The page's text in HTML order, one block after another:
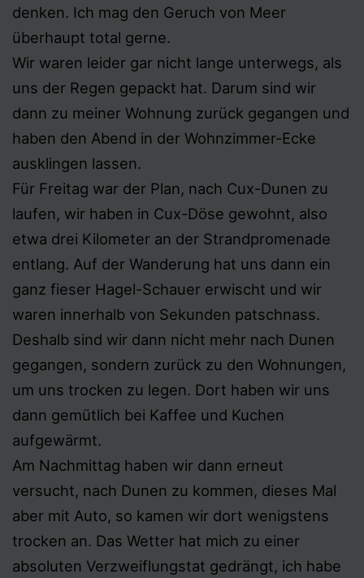
denken. Ich mag den Geruch von Meer
überhaupt total gerne.
Wir waren leider gar nicht lange unterwegs, als
uns der Regen gepackt hat. Darum sind wir
dann zu meiner Wohnung zurück gegangen und
haben den Abend in der Wohnzimmer-Ecke
ausklingen lassen.
Für Freitag war der Plan, nach Cux-Dunen zu
laufen, wir haben in Cux-Döse gewohnt, also
etwa drei Kilometer an der Strandpromenade
entlang. Auf der Wanderung hat uns dann ein
ganz fieser Hagel-Schauer erwischt und wir
waren innerhalb von Sekunden patschnass.
Deshalb sind wir dann nicht mehr nach Dunen
gegangen, sondern zurück zu den Wohnungen,
um uns trocken zu legen. Dort haben wir uns
dann gemütlich bei Kaffee und Kuchen
aufgewärmt.
Am Nachmittag haben wir dann erneut
versucht, nach Dunen zu kommen, dieses Mal
aber mit Auto, so kamen wir dort wenigstens
trocken an. Das Wetter hat mich zu einer
absoluten Verzweiflungstat gedrängt, ich habe